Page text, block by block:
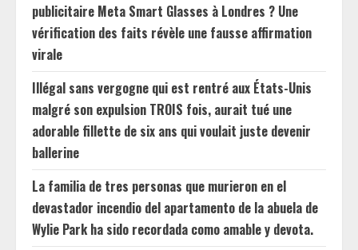
publicitaire Meta Smart Glasses à Londres ? Une
vérification des faits révèle une fausse affirmation
virale
Illégal sans vergogne qui est rentré aux États-Unis
malgré son expulsion TROIS fois, aurait tué une
adorable fillette de six ans qui voulait juste devenir
ballerine
La familia de tres personas que murieron en el
devastador incendio del apartamento de la abuela de
Wylie Park ha sido recordada como amable y devota.